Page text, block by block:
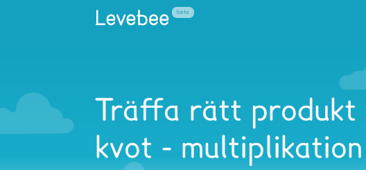
Träffa rätt
kvot -